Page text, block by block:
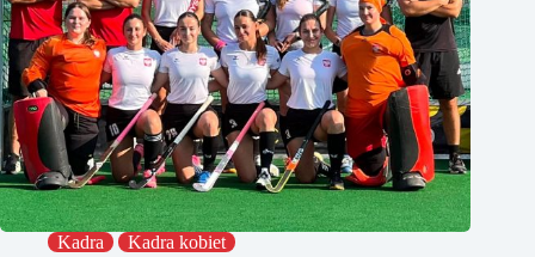
Kadra Kadra kobiet